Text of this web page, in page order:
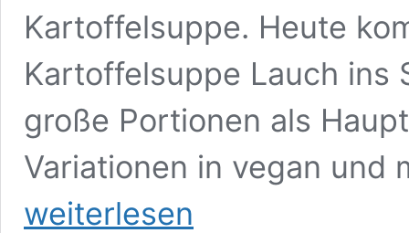
Kartoffelsuppe. Heute
Kartoffelsuppe Lauch ins
große Portionen als
Variationen in vegan und
weiterlesen